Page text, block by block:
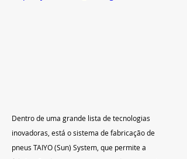
Dentro de uma grande lista de tecnologias
inovadoras, está o sistema de fabricação de
pneus TAIYO (Sun) System, que permite a